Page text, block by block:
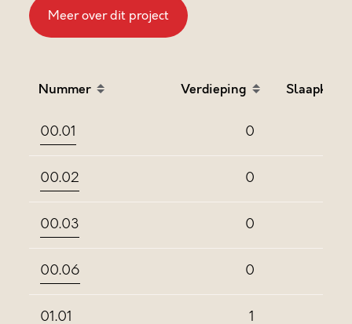
Meer over dit project
Nummer
Sort table by Nummer in descending order
Verdieping
Sort table by
00.01 0
00.02 0
00.03 0
00.06 0
01.01 1